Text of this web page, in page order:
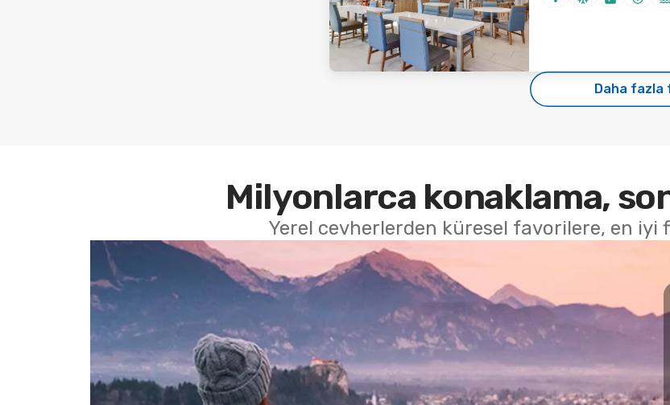
Daha fazla
Milyonlarca konaklama,
Yerel cevherlerden küresel favorilere, en iyi